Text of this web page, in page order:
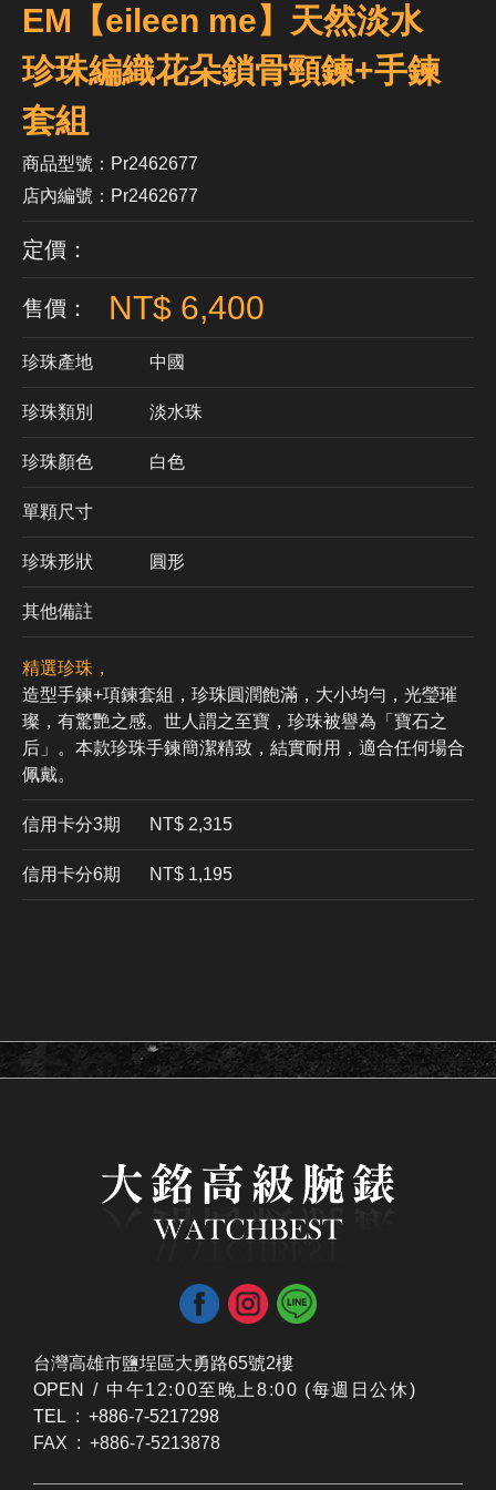
EM【eileen me】天然淡水
珍珠編織花朵鎖骨頸鍊+手鍊
套組
商品型號：Pr2462677
店內編號：Pr2462677
定價：
售價： NT$ 6,400
珍珠產地 中國
珍珠類別 淡水珠
珍珠顏色 ​白色
單顆尺寸
珍珠形狀 圓形
其他備註
精選珍珠，
造型手鍊+項鍊套組，珍珠圓潤飽滿，大小均勻，光瑩璀
璨，有驚艷之感。世人謂之至寶，珍珠被譽為「寶石之
后」。本款珍珠手鍊簡潔精致，結實耐用，適合任何場合
佩戴。
信用卡分3期 ​NT$ 2,315
信用卡分6期 NT$ 1,195
台灣高雄市鹽埕區大勇路65號2樓
OPEN / ​中午12:00至晚上8:00 (每週日公休)
TEL : +886-7-5217298
FAX : +886-7-5213878